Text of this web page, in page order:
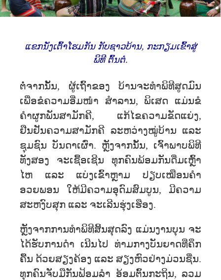
ແຂກນັ່ງເຕົ້າໂຮມກັນ ກັບຊາວບ້ານ, ກະກຽມເຂົ້າສູ່
ພິທີ ຕົ້ນຕໍ.
ຕໍ່ຈາກນັ້ນ, ຜູ້ເຖົ້າຂອງ ບ້ານຈະທໍາພິທີສູດມົນ
ເພື່ອຂໍຄວາມອີ່ມໜໍາ ສໍາລານ, ພິເສດ ແມ່ນຂໍ
ຄໍາຜູກພັນສາມັກຄີ, ແກ້ໄຂຄວາມຂັດແຍ່ງ,
ຢືນຢັນຄວາມສາມັກຄີ ລະຫວ່າງໝູ່ບ້ານ ແລະ
ຊຸມຊົນ ບັນດາເຜົ່າ. ຫຼັງຈາກນັ້ນ, ເຈົ້າພາບພິທີ
ທັງສອງ ຈະເຊື້ອເຊີນ ທຸກຄົນພ້ອມກັນດື່ມເຫຼົ້າ
ໄຫ ແລະ ແບ່ງເຂົ້າຫຼາມ ປຽບເໝືອນຄໍາ
ອວຍພອນ ໃຫ້ມີຄວາມອຸດົມສົມບູນ, ມີຄວາມ
ສະຫງົບສຸກ ແລະ ຈະເລີນຮຸ່ງເຮືອງ.
ຫຼັງຈາກການທໍາພິທີສິ້ນສຸດລົງ ແມ່ນງານບຸນ ຈະ
ໄດ້ຮັບການດຳ ເນີນໄປ ທ່າມກາງບັນຍາດທີ່ຄຶກ
ຄື້ນ ດ້ວຍສຽງຄ້ອງ ແລະ ສຽງຫົວຢ່າງມ່ວນຊື່ນ.
ທຸກຄົນຈັບມືກັນຟ້ອມລໍາ ອ້ອມຕົ້ນກະຖິນ, ລວມ